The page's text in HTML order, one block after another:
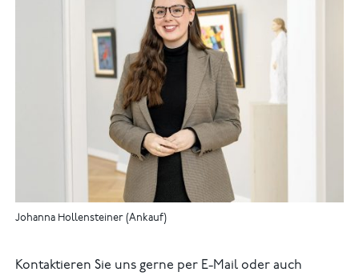
Johanna Hollensteiner (Ankauf)
Kontaktieren Sie uns gerne per E-Mail oder auch